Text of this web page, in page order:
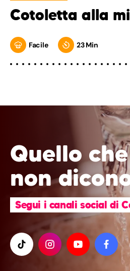
Cotoletta alla
Facile 23 Min
Quello
non
Segui i canali social di